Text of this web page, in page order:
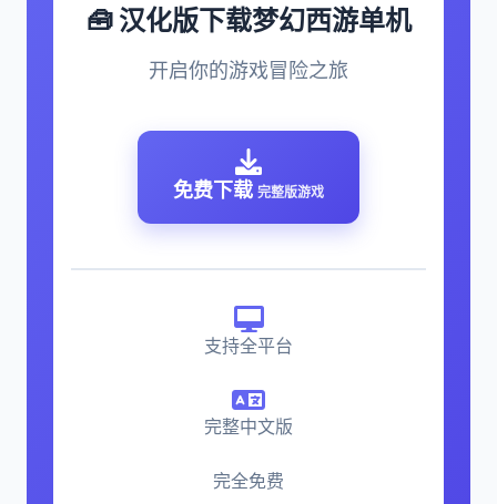
🧰 汉化版下载梦幻西游单机
开启你的游戏冒险之旅
免费下载 完整版游戏
支持全平台
完整中文版
完全免费